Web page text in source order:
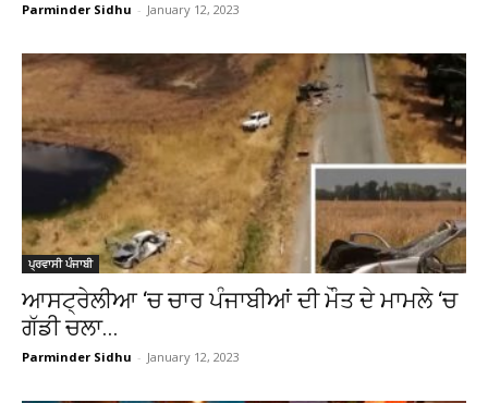
Parminder Sidhu - January 12, 2023
ਪ੍ਰਵਾਸੀ ਪੰਜਾਬੀ
ਆਸਟ੍ਰੇਲੀਆ ‘ਚ ਚਾਰ ਪੰਜਾਬੀਆਂ ਦੀ ਮੌਤ ਦੇ ਮਾਮਲੇ ‘ਚ
ਗੱਡੀ ਚਲਾ...
Parminder Sidhu - January 12, 2023